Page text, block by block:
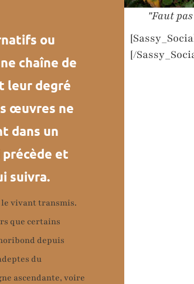
ou
chaîne de
leur degré
œuvres ne
dans un
et
suivra.
le vivant transmis.
que certains
depuis
du
ascendante, voire
"Faut
[/